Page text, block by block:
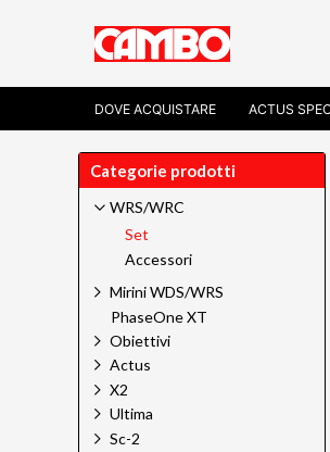
DOVE ACQUISTARE ACTUS
Categorie prodotti
WRS/WRC
Set
Accessori
Mirini WDS/WRS
PhaseOne XT
Obiettivi
Actus
X2
Ultima
Sc-2